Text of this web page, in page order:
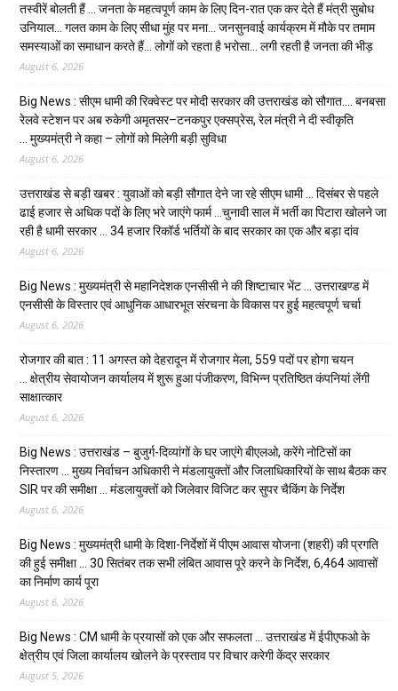
तस्वीरें बोलती हैं … जनता के महत्वपूर्ण काम के लिए दिन-रात एक कर देते हैं मंत्री सुबोध
उनियाल… गलत काम के लिए सीधा मुंह पर मना… जनसुनवाई कार्यक्रम में मौके पर तमाम
समस्याओं का समाधान करते हैं… लोगों को रहता है भरोसा… लगी रहती है जनता की भीड़
August 6, 2026
Big News : सीएम धामी की रिक्वेस्ट पर मोदी सरकार की उत्तराखंड को सौगात…. बनबसा
रेलवे स्टेशन पर अब रुकेगी अमृतसर–टनकपुर एक्सप्रेस, रेल मंत्री ने दी स्वीकृति
… मुख्यमंत्री ने कहा – लोगों को मिलेगी बड़ी सुविधा
August 6, 2026
उत्तराखंड से बड़ी खबर : युवाओं को बड़ी सौगात देने जा रहे सीएम धामी … दिसंबर से पहले
ढाई हजार से अधिक पदों के लिए भरे जाएंगे फार्म …चुनावी साल में भर्ती का पिटारा खोलने जा
रही है धामी सरकार … 34 हजार रिकॉर्ड भर्तियों के बाद सरकार का एक और बड़ा दांव
August 6, 2026
Big News : मुख्यमंत्री से महानिदेशक एनसीसी ने की शिष्टाचार भेंट … उत्तराखण्ड में
एनसीसी के विस्तार एवं आधुनिक आधारभूत संरचना के विकास पर हुई महत्वपूर्ण चर्चा
August 6, 2026
रोजगार की बात : 11 अगस्त को देहरादून में रोजगार मेला, 559 पदों पर होगा चयन
… क्षेत्रीय सेवायोजन कार्यालय में शुरू हुआ पंजीकरण, विभिन्न प्रतिष्ठित कंपनियां लेंगी
साक्षात्कार
August 6, 2026
Big News : उत्तराखंड – बुजुर्ग-दिव्यांगों के घर जाएंगे बीएलओ, करेंगे नोटिसों का
निस्तारण … मुख्य निर्वाचन अधिकारी ने मंडलायुक्तों और जिलाधिकारियों के साथ बैठक कर
SIR पर की समीक्षा … मंडलायुक्तों को जिलेवार विजिट कर सुपर चैकिंग के निर्देश
August 6, 2026
Big News : मुख्यमंत्री धामी के दिशा-निर्देशों में पीएम आवास योजना (शहरी) की प्रगति
की हुई समीक्षा … 30 सितंबर तक सभी लंबित आवास पूरे करने के निर्देश, 6,464 आवासों
का निर्माण कार्य पूरा
August 6, 2026
Big News : CM धामी के प्रयासों को एक और सफलता … उत्तराखंड में ईपीएफओ के
क्षेत्रीय एवं जिला कार्यालय खोलने के प्रस्ताव पर विचार करेगी केंद्र सरकार
August 5, 2026